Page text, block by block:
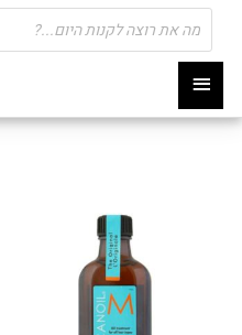
תפריט
ראשי
Products
search